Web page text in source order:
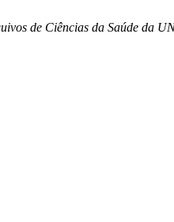
de Ciências da Saúde da